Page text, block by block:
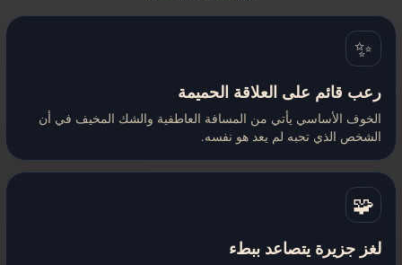
✨
رعب قائم على العلاقة الحميمة
الخوف الأساسي يأتي من المسافة العاطفية والشك المخيف في أن
الشخص الذي تحبه لم يعد هو نفسه.
🧩
لغز جزيرة يتصاعد ببطء